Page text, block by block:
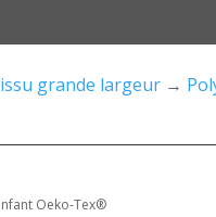
grande largeur →
Oeko-Tex®